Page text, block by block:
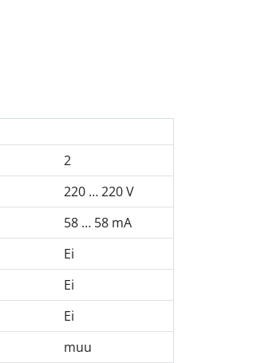
2
220 … 220 V
58 … 58 mA
Ei
Ei
Ei
muu